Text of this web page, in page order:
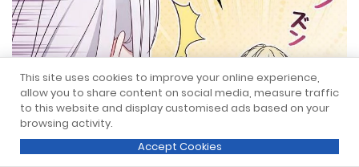
This site uses cookies to improve your online experience,
allow you to share content on social media, measure traffic
to this website and display customised ads based on your
browsing activity.
Accept Cookies